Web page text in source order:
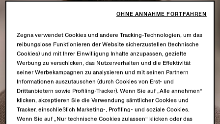
Zegna verwendet Cookies und andere Tracking-Technologien, um das
reibungslose Funktionieren der Website sicherzustellen (technische
Cookies) und mit Ihrer Einwilligung Inhalte anzupassen, gezielte
Werbung zu verschicken, das Nutzerverhalten und die Effektivität
seiner Werbekampagnen zu analysieren und mit seinen Partnern
Informationen auszutauschen (durch Cookies von Erst- und
Drittanbietern sowie Profiling-Tracker). Wenn Sie auf „Alle annehmen“
klicken, akzeptieren Sie die Verwendung sämtlicher Cookies und
Tracker, einschließlich Marketing-, Profiling- und soziale Cookies.
Wenn Sie auf „Nur technische Cookies zulassen“ klicken oder das
OHNE ANNAHME FORTFAHREN